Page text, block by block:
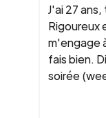
J'ai 27
Rigoureux
m'engage
fais bien.
soirée